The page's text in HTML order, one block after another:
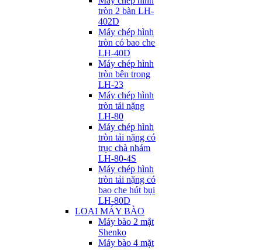
tròn 2 bàn LH-
402D
Máy chép hình
tròn có bao che
LH-40D
Máy chép hình
tròn bên trong
LH-23
Máy chép hình
tròn tải nặng
LH-80
Máy chép hình
tròn tải nặng có
trục chà nhám
LH-80-4S
Máy chép hình
tròn tải nặng có
bao che hút bụi
LH-80D
LOẠI MÁY BÀO
Máy bào 2 mặt
Shenko
Máy bào 4 mặt